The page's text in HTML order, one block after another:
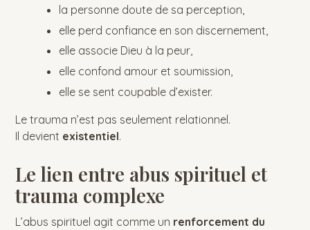
la personne doute de sa perception,
elle perd confiance en son discernement,
elle associe Dieu à la peur,
elle confond amour et soumission,
elle se sent coupable d’exister.
Le trauma n’est pas seulement relationnel.
Il devient existentiel.
Le lien entre abus spirituel et
trauma complexe
L’abus spirituel agit comme un renforcement du